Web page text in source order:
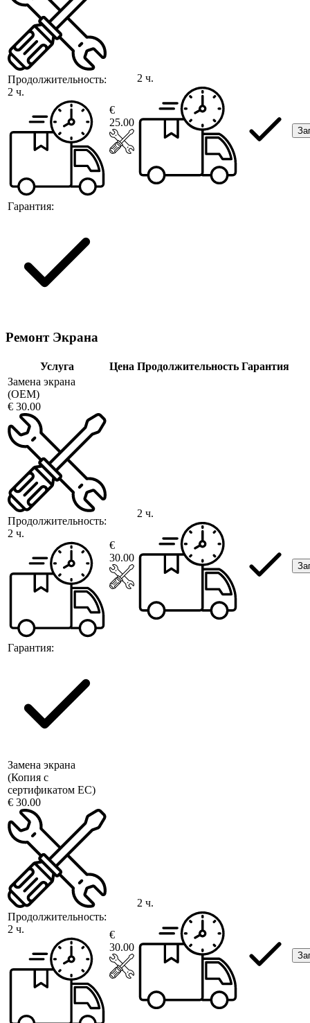
Продолжительность:
2 ч.
Гарантия:
€
25.00
2 ч.
Ремонт Экрана
Услуга Цена Продолжительность Гарантия
Замена экрана
(OEM)
€ 30.00
Продолжительность:
2 ч.
Гарантия:
€
30.00
2 ч.
Замена экрана
(Копия с
сертификатом ЕС)
€ 30.00
Продолжительность:
2 ч.
€
30.00
2 ч.